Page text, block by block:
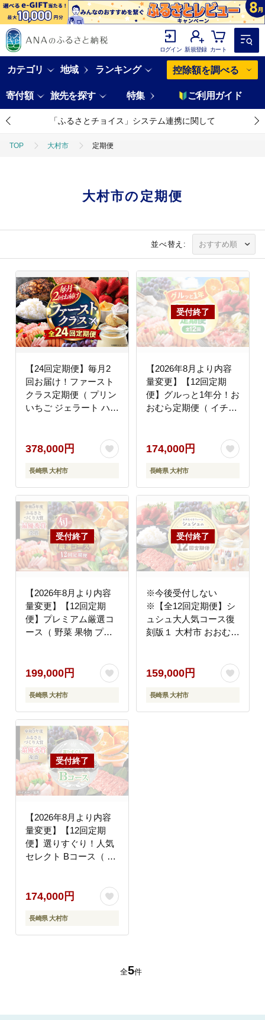
ログイン 新規登録 カート
カテゴリ 地域 ランキング 控除額を調べる
寄付額 旅先を探す 特集 ご利用ガイド
「ふるさとチョイス」システム連携に関して
TOP 大村市 定期便
大村市の定期便
並べ替え:
【24回定期便】毎月2
回お届け！ファースト
クラス定期便（ プリン
いちご ジェラート ハム
う お米 ジュース ）/ イ
チゴ 苺 ロースハム ウ
インナー フランク ロー
ス モモ バラ 葡萄 ブド
ウ 米 コメ こめ 定期便
/ 大村市 / おおむら夢フ
ァームシュシュ
[ACAA102]
378,000円
長崎県 大村市
【2026年8月より内容
量変更】【12回定期
便】グルっと1年分！お
おむら定期便（ イチゴ
ぶどう ジェラート プリ
ン 米 みかん ）/ いちご
やさい くだもの とまと
はむ ウインナー ういん
なー ソーセージ そーせ
ーじ じゅーす 牛肉 長
崎和牛 スライス ブドウ
葡萄 じぇらーと ぷりん
コメ こめ ミカン 蜜柑
定期便 / 大村市 / おお
ュ [ACAA122]
174,000円
長崎県 大村市
【2026年8月より内容
量変更】【12回定期
便】プレミアム厳選コ
ース（ 野菜 果物 プリ
ン ぶどう 梨 ハムセッ
ト みかん お米 ）/ やさ
い くだもの フルーツ
ふるーつ イチゴ 苺 サ
ーロインステーキ ブド
ウ 葡萄 ナシ なし ロー
スハム ウインナー ソー
セージ フランク ミカン
蜜柑 米 こめ コメ 定期
便 / 大村市 / おおむら
[ACAA126]
199,000円
長崎県 大村市
※今後受付しない
※【全12回定期便】シ
ュシュ大人気コース復
刻版１ 大村市 おおむら
159,000円
長崎県 大村市
【2026年8月より内容
量変更】【12回定期
便】選りすぐり！人気
セレクト Bコース（ ハ
ラート プリン ジュレ
ぶどう お米 みかん 野
菜 果物 ）/ ロースハム
ハム ウインナー ソーセ
便 / 大村市 / おおむら
174,000円
長崎県 大村市
全5件